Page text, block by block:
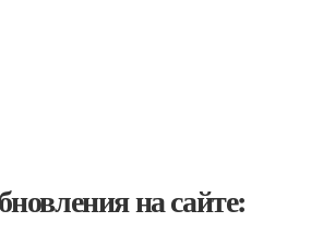
на сайте: